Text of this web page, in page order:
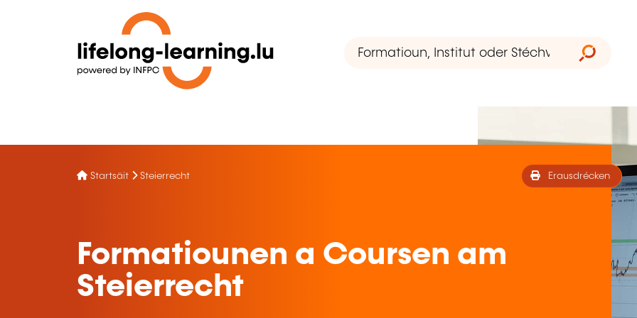
Startsäit Steierrecht Erausdrécken
Formatiounen a Coursen am
Steierrecht